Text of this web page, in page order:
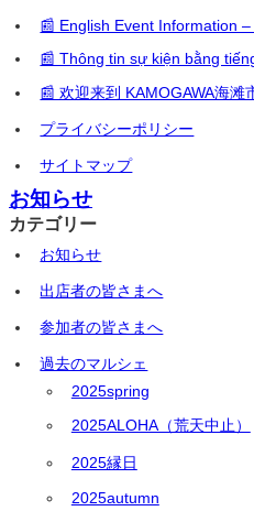
📰 English Event Information
📰 Thông tin sự kiện bằng
📰 欢迎来到 KAMOGAWA海滩
プライバシーポリシー
サイトマップ
お知らせ
カテゴリー
お知らせ
出店者の皆さまへ
参加者の皆さまへ
過去のマルシェ
2025spring
2025ALOHA（荒天中止）
2025縁日
2025autumn